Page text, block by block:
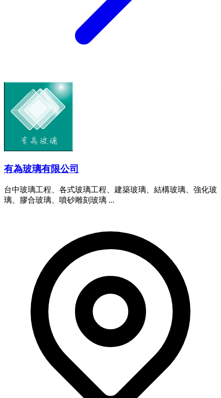
有為玻璃有限公司
台中玻璃工程、各式玻璃工程、建築玻璃、結構玻璃、強化玻
璃、膠合玻璃、噴砂雕刻玻璃 ...